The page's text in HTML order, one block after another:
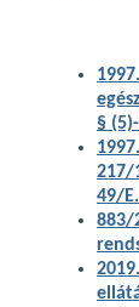
§
217/
49/
883/